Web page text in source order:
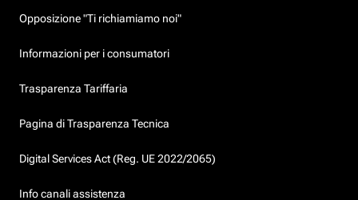
Opposizione "Ti richiamiamo noi"
Informazioni per i consumatori
Trasparenza Tariffaria
Pagina di Trasparenza Tecnica
Digital Services Act (Reg. UE 2022/2065)
Info canali assistenza